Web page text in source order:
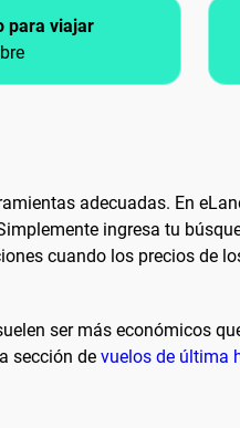
para viajar
adecuadas. En
ingresa tu
cuando los precios de
ser más económicos
sección de vuelos de última